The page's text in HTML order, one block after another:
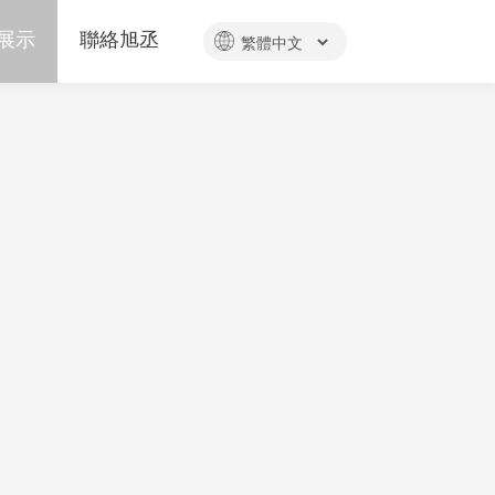
示 聯絡旭丞